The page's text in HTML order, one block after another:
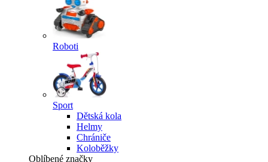
Roboti
Sport
Dětská kola
Helmy
Chrániče
Koloběžky
Oblíbené značky